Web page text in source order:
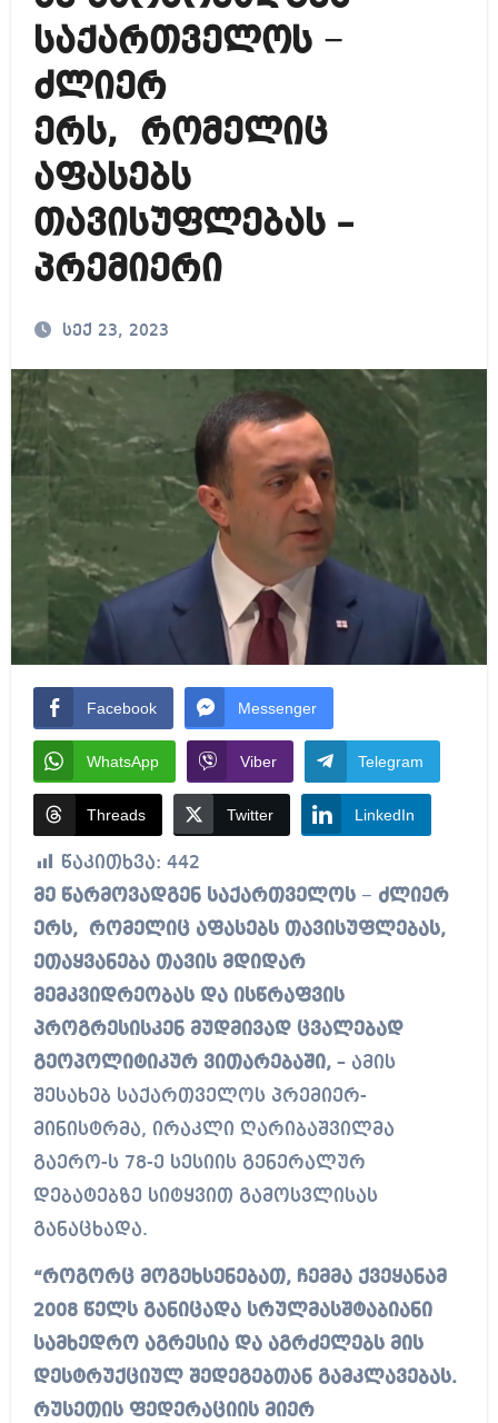
საქართველოს −
ძლიერ
ერს, რომელიც
აფასებს
თავისუფლებას –
პრემიერი
სექ 23, 2023
Facebook Messenger
WhatsApp Viber Telegram
Threads Twitter LinkedIn
წაკითხვა: 442
მე წარმოვადგენ საქართველოს − ძლიერ
ერს, რომელიც აფასებს თავისუფლებას,
ეთაყვანება თავის მდიდარ
მემკვიდრეობას და ისწრაფვის
პროგრესისკენ მუდმივად ცვალებად
გეოპოლიტიკურ ვითარებაში,– ამის
შესახებ საქართველოს პრემიერ-
მინისტრმა, ირაკლი ღარიბაშვილმა
გაერო-ს 78-ე სესიის გენერალურ
დებატებზე სიტყვით გამოსვლისას
განაცხადა.
“როგორც მოგეხსენებათ, ჩემმა ქვეყანამ
2008 წელს განიცადა სრულმასშტაბიანი
სამხედრო აგრესია და აგრძელებს მის
დესტრუქციულ შედეგებთან გამკლავებას.
რუსეთის ფედერაციის მიერ